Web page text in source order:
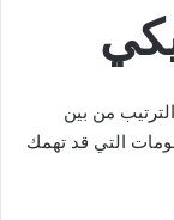
من بين
التي قد تهمك